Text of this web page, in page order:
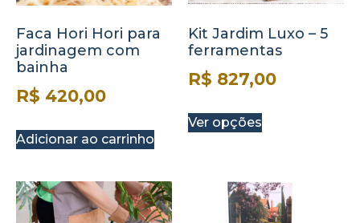
Faca Hori Hori para
jardinagem com
bainha
R$ 420,00
Adicionar ao carrinho
Kit Jardim Luxo – 5
ferramentas
R$ 827,00
Ver opções